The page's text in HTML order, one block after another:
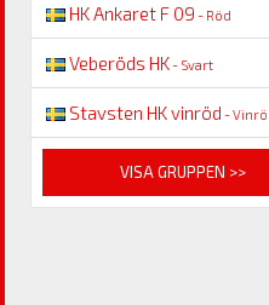
HK Ankaret F 09 - Röd
Veberöds HK- Svart
Stavsten HK vinröd -
VISA GRUPPEN >>